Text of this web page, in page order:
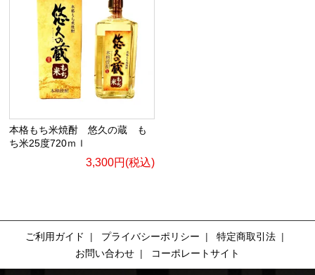
本格もち米焼酎 悠久の蔵 も
ち米25度720ｍｌ
3,300円(税込)
ご利用ガイド | プライバシーポリシー | 特定商取引法|
お問い合わせ| コーポレートサイト